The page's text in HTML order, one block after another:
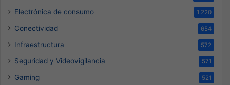
Electrónica de consumo 1.220
Conectividad 654
Infraestructura 572
Seguridad y Videovigilancia 571
Gaming 521